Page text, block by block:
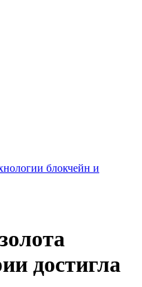
блокчейн и
достигла